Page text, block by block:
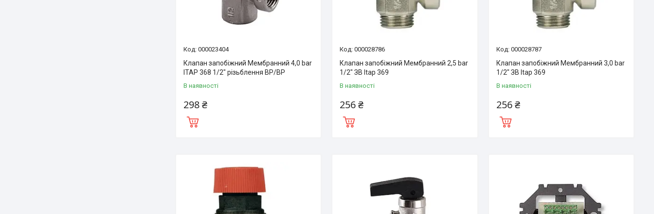
000023404
Клапан запобіжний Мембранний 4,0 bar
ITAP 368 1/2″ різьблення BP/BP
В наявності
298 ₴
000028786
Клапан запобіжний Мембранний 2,5 bar
1/2″ ЗВ Itap 369
В наявності
256 ₴
000028787
Клапан запобіжний Мембранний 3,0 bar
1/2″ ЗВ Itap 369
В наявності
256 ₴